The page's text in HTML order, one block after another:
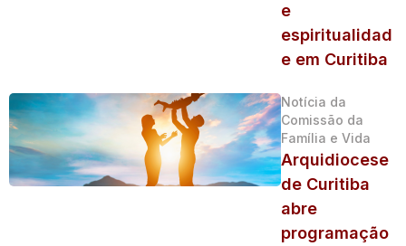
e
espiritualidad
e em Curitiba
Notícia da
Comissão da
Família e Vida
Arquidiocese
de Curitiba
abre
programação